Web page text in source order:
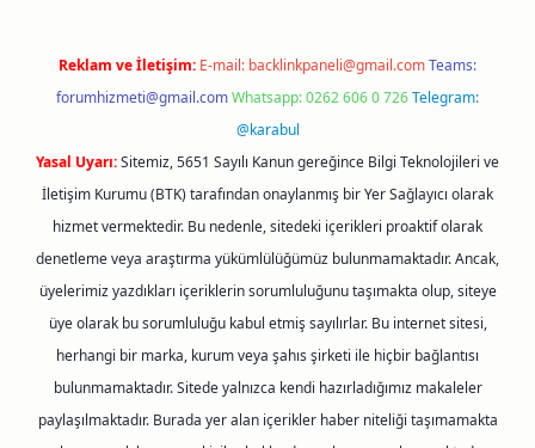
Reklam ve İletişim: E-mail: backlinkpaneli@gmail.comTeams:
forumhizmeti@gmail.comWhatsapp: 0262 606 0 726Telegram:
@karabul
Yasal Uyarı:Sitemiz, 5651 Sayılı Kanun gereğince Bilgi Teknolojileri ve
İletişim Kurumu (BTK) tarafından onaylanmış bir Yer Sağlayıcı olarak
hizmet vermektedir. Bu nedenle, sitedeki içerikleri proaktif olarak
denetleme veya araştırma yükümlülüğümüz bulunmamaktadır. Ancak,
üyelerimiz yazdıkları içeriklerin sorumluluğunu taşımakta olup, siteye
üye olarak bu sorumluluğu kabul etmiş sayılırlar. Bu internet sitesi,
herhangi bir marka, kurum veya şahıs şirketi ile hiçbir bağlantısı
bulunmamaktadır. Sitede yalnızca kendi hazırladığımız makaleler
paylaşılmaktadır. Burada yer alan içerikler haber niteliği taşımamakta